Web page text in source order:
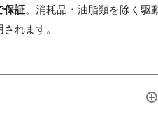
保証。消耗品・油脂類を除く駆
れます。